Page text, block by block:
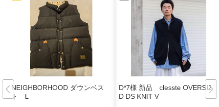
NEIGHBORHOOD ダウンベス
ト L
D*7様 新品 clesste OVERSIZE
D DS KNIT V